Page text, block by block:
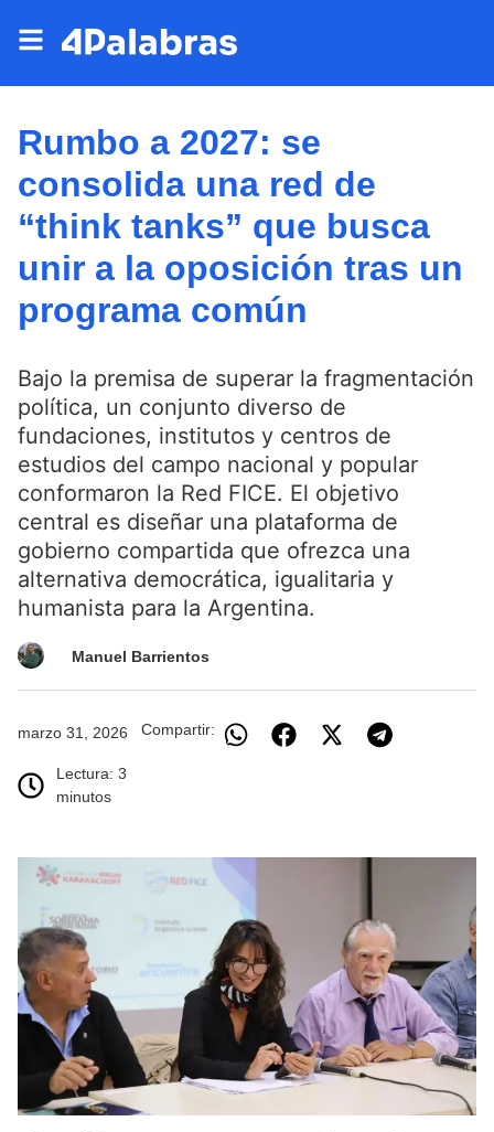
Rumbo a 2027: se
consolida una red de
“think tanks” que busca
unir a la oposición tras un
programa común
Bajo la premisa de superar la fragmentación
política, un conjunto diverso de
fundaciones, institutos y centros de
estudios del campo nacional y popular
conformaron la Red FICE. El objetivo
central es diseñar una plataforma de
gobierno compartida que ofrezca una
alternativa democrática, igualitaria y
humanista para la Argentina.
Manuel Barrientos
marzo 31, 2026
Lectura: 3
minutos
Compartir: